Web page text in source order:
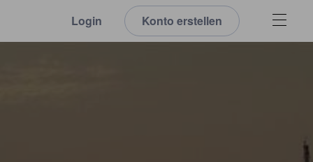
Login Konto erstellen